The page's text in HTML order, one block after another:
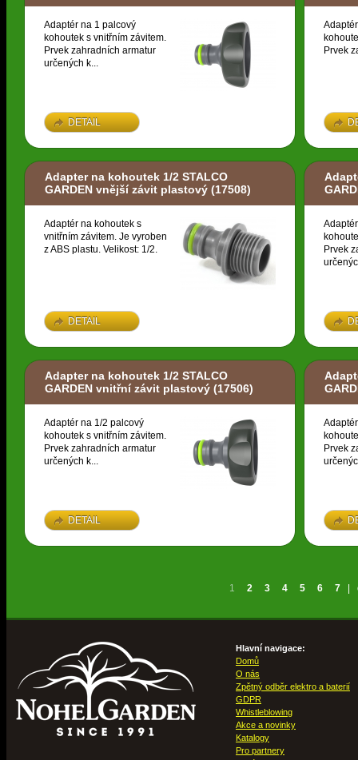
Adaptér na 1 palcový
kohoutek s vnitřním závitem.
Prvek zahradních armatur
určených k...
DETAIL
Prvek
Adapter na kohoutek 1/2 STALCO
GARDEN vnější závit plastový (17508)
Adaptér na kohoutek s
vnitřním závitem. Je vyroben
z ABS plastu. Velikost: 1/2.
DETAIL
Prvek
Adapter na kohoutek 1/2 STALCO
GARDEN vnitřní závit plastový (17506)
Adaptér na 1/2 palcový
kohoutek s vnitřním závitem.
Prvek zahradních armatur
určených k...
DETAIL
Prvek
1 2 3 4 5 6 7
Hlavní navigace:
Domů
O nás
Zpětný odběr elektro a baterií
GDPR
Whistleblowing
Akce a novinky
Katalogy
Pro partnery